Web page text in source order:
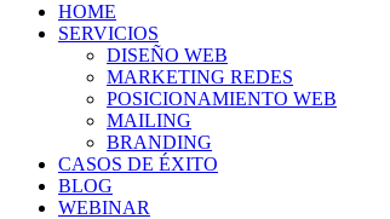
HOME
SERVICIOS
DISEÑO WEB
MARKETING REDES
POSICIONAMIENTO WEB
MAILING
BRANDING
CASOS DE ÉXITO
BLOG
WEBINAR